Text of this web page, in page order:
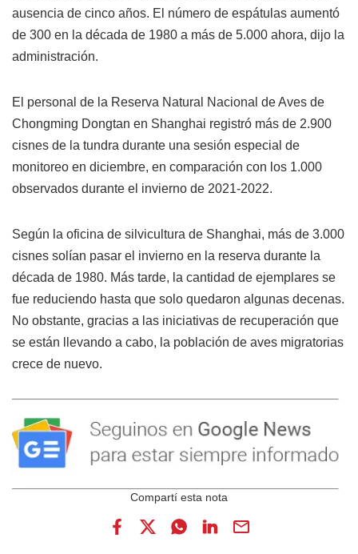
ausencia de cinco años. El número de espátulas aumentó
de 300 en la década de 1980 a más de 5.000 ahora, dijo la
administración.
El personal de la Reserva Natural Nacional de Aves de
Chongming Dongtan en Shanghai registró más de 2.900
cisnes de la tundra durante una sesión especial de
monitoreo en diciembre, en comparación con los 1.000
observados durante el invierno de 2021-2022.
Según la oficina de silvicultura de Shanghai, más de 3.000
cisnes solían pasar el invierno en la reserva durante la
década de 1980. Más tarde, la cantidad de ejemplares se
fue reduciendo hasta que solo quedaron algunas decenas.
No obstante, gracias a las iniciativas de recuperación que
se están llevando a cabo, la población de aves migratorias
crece de nuevo.